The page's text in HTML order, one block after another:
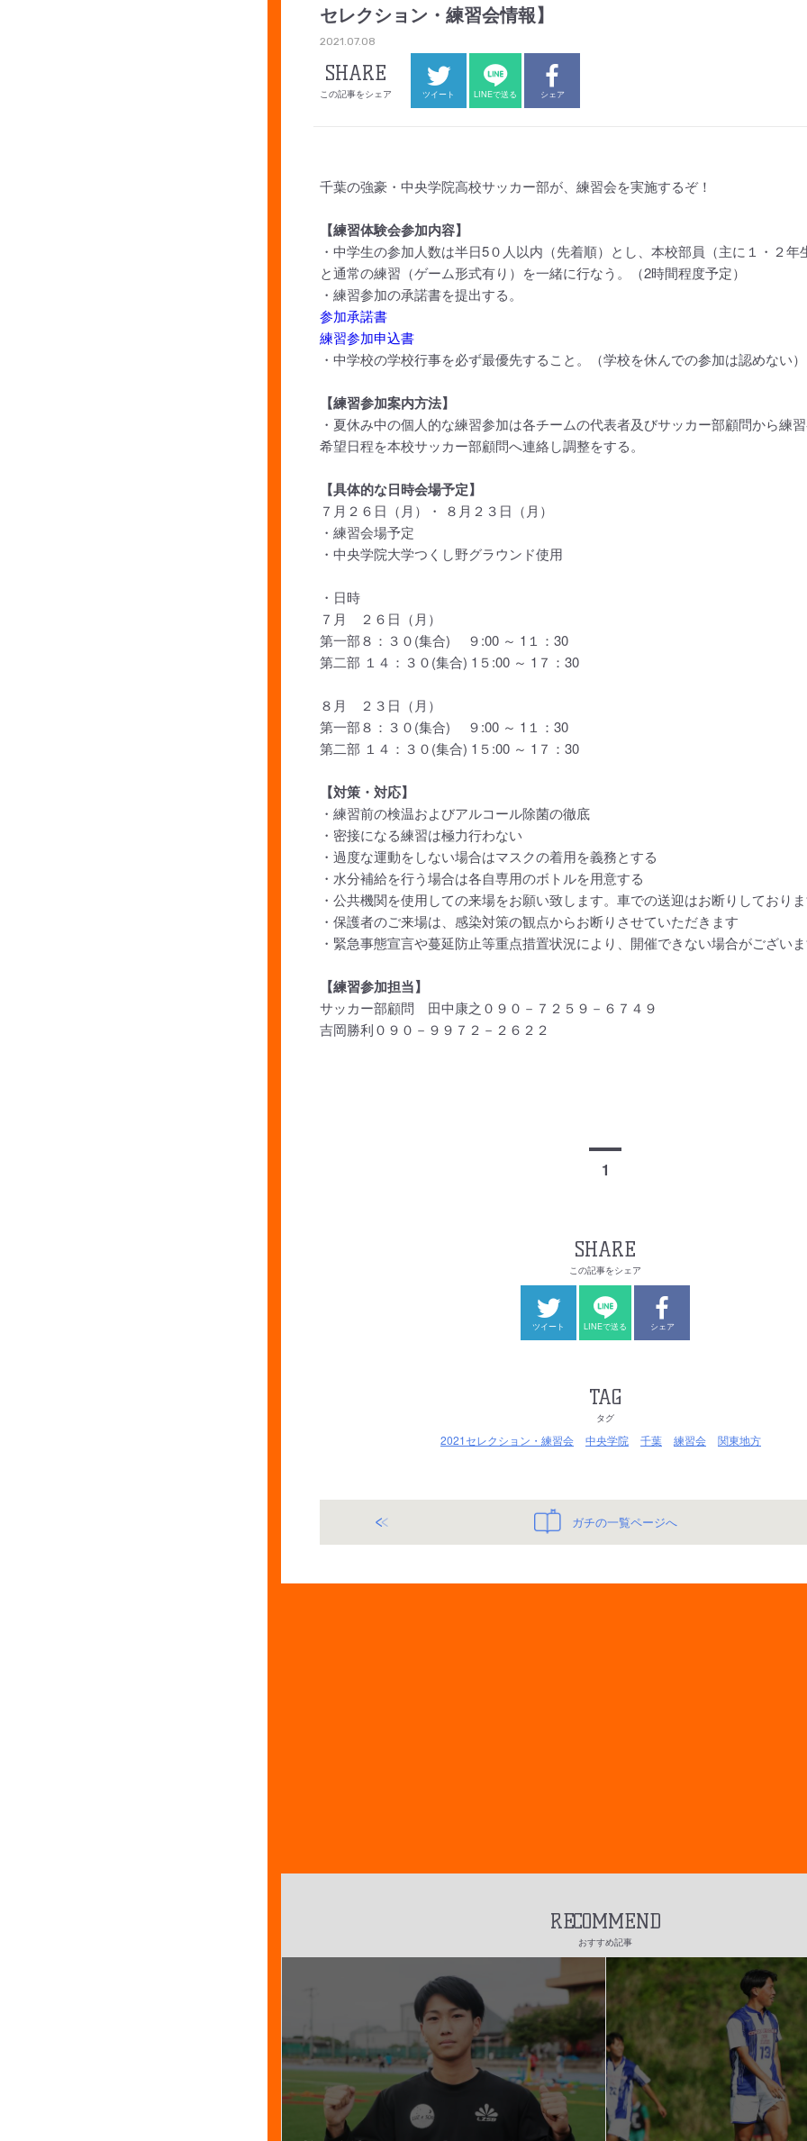
セレクション・練習会情報】
2021.07.08
SHARE
この記事をシェア ツイート LINEで送る シェア
千葉の強豪・中央学院高校サッカー部が、練習会を実施するぞ！
【練習体験会参加内容】
・中学生の参加人数は半日5０人以内（先着順）とし、本校部員（主に１・２年
と通常の練習（ゲーム形式有り）を一緒に行なう。（2時間程度予定）
・練習参加の承諾書を提出する。
参加承諾書
練習参加申込書
・中学校の学校行事を必ず最優先すること。（学校を休んでの参加は認めない）
【練習参加案内方法】
・夏休み中の個人的な練習参加は各チームの代表者及びサッカー部顧問から練
希望日程を本校サッカー部顧問へ連絡し調整をする。
【具体的な日時会場予定】
７月２６日（月）・ ８月２３日（月）
・練習会場予定
・中央学院大学つくし野グラウンド使用
・日時
７月 ２６日（月）
第一部８：３０(集合) ９:00 ～ 1１：30
第二部 １４：３０(集合) 1５:00 ～ 1７：30
８月 ２３日（月）
第一部８：３０(集合) ９:00 ～ 1１：30
第二部 １４：３０(集合) 1５:00 ～ 1７：30
【対策・対応】
・練習前の検温およびアルコール除菌の徹底
・密接になる練習は極力行わない
・過度な運動をしない場合はマスクの着用を義務とする
・水分補給を行う場合は各自専用のボトルを用意する
・公共機関を使用しての来場をお願い致します。車での送迎はお断りしており
・保護者のご来場は、感染対策の観点からお断りさせていただきます
・緊急事態宣言や蔓延防止等重点措置状況により、開催できない場合がござい
【練習参加担当】
サッカー部顧問 田中康之０９０－７２５９－６７４９
吉岡勝利０９０－９９７２－２６２２
1
SHARE
この記事をシェア
ツイート LINEで送る シェア
TAG
タグ
2021セレクション・練習会 中央学院 千葉 練習会 関東地方
ガチの一覧ページへ
RECOMMEND
おすすめ記事